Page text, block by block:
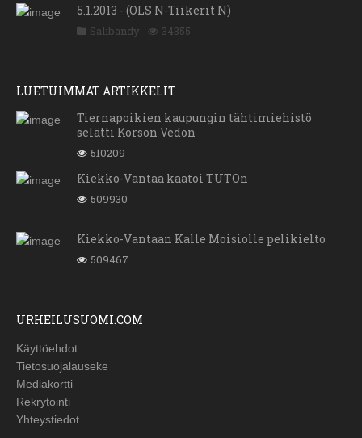
5.1.2013 - (OLS N-Tiikerit N)
Salibandy 34355
LUETUIMMAT ARTIKKELIT
Tiernapoikien kaupungin tähtimiehistö
selätti Korson Vedon
510209
Kiekko-Vantaa kaatoi TUTOn
509930
Kiekko-Vantaan Kalle Moisiolle pelikielto
509467
URHEILUSUOMI.COM
Käyttöehdot
Tietosuojalauseke
Mediakortti
Rekrytointi
Yhteystiedot